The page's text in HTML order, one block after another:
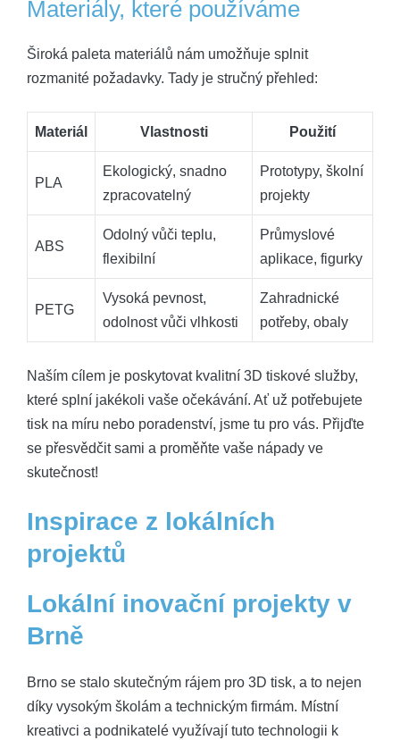
Materiály, které používáme
Široká paleta materiálů nám umožňuje splnit
rozmanité požadavky. Tady je stručný přehled:
Materiál Vlastnosti Použití
PLA
Ekologický, snadno
zpracovatelný
Prototypy, školní
projekty
ABS
Odolný vůči teplu,
flexibilní
Průmyslové
aplikace, figurky
PETG
Vysoká pevnost,
odolnost vůči vlhkosti
Zahradnické
potřeby, obaly
Naším cílem je poskytovat kvalitní 3D tiskové služby,
které splní jakékoli vaše očekávání. Ať už potřebujete
tisk na míru nebo poradenství, jsme tu pro vás. Přijďte
se přesvědčit sami a proměňte vaše nápady ve
skutečnost!
Inspirace z lokálních
projektů
Lokální inovační projekty v
Brně
Brno se stalo skutečným rájem pro 3D tisk, a to nejen
díky vysokým školám a technickým firmám. Místní
kreativci a podnikatelé využívají tuto technologii k